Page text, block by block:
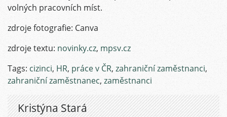
volných pracovních míst.
zdroje fotografie: Canva
zdroje textu: novinky.cz, mpsv.cz
Tags: cizinci, HR, práce v ČR, zahraniční zaměstnanci,
zahraniční zaměstnanec, zaměstnanci
Kristýna Stará